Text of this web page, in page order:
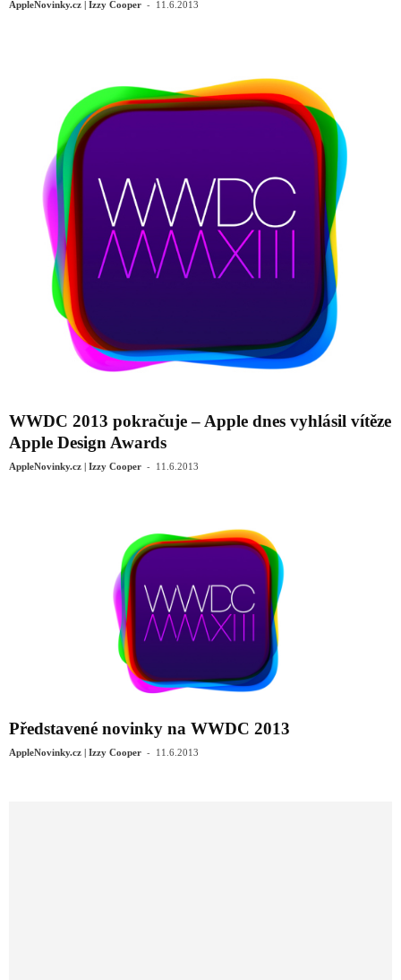
AppleNovinky.cz | Izzy Cooper - 11.6.2013
WWDC 2013 pokračuje – Apple dnes vyhlásil vítěze
Apple Design Awards
AppleNovinky.cz | Izzy Cooper - 11.6.2013
Představené novinky na WWDC 2013
AppleNovinky.cz | Izzy Cooper - 11.6.2013